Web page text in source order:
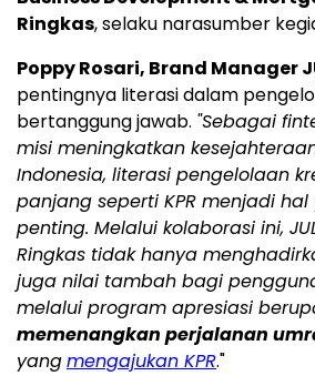
Ringkas, selaku narasumber
Poppy Rosari, Brand Manager
pentingnya literasi dalam
bertanggung jawab. "Sebagai
misi meningkatkan
Indonesia, literasi pengelolaan
panjang seperti KPR menjadi
penting. Melalui kolaborasi ini,
Ringkas tidak hanya
juga nilai tambah bagi
melalui program apresiasi
memenangkan perjalanan
yangmengajukan KPR."